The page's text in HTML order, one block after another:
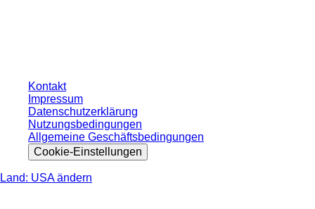
Kontakt
Impressum
Datenschutzerklärung
Nutzungsbedingungen
Allgemeine Geschäftsbedingungen
Cookie-Einstellungen
Land: USA ändern